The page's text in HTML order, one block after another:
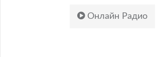
Онлайн Радио